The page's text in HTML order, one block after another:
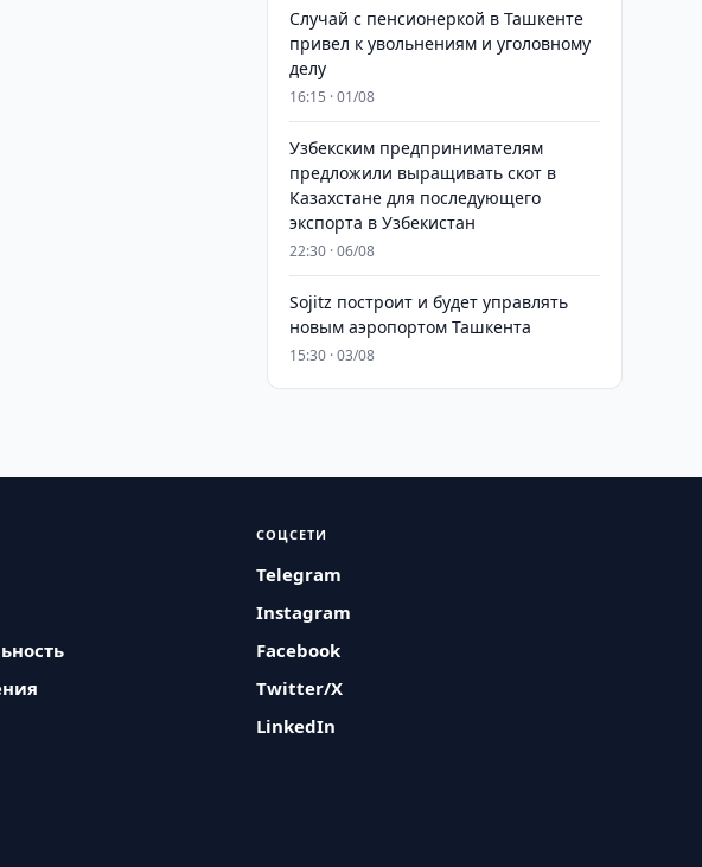
Случай с пенсионеркой в Ташкенте
привел к увольнениям и уголовному
делу
16:15 · 01/08
Узбекским предпринимателям
предложили выращивать скот в
Казахстане для последующего
экспорта в Узбекистан
22:30 · 06/08
Sojitz построит и будет управлять
новым аэропортом Ташкента
15:30 · 03/08
СОЦСЕТИ
Telegram
Instagram
Facebook
Twitter/X
LinkedIn